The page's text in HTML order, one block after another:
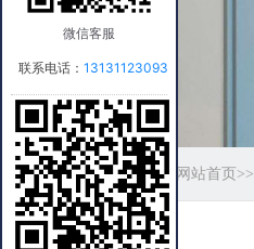
当前位置： 网站首页 >>
微信客服
联系电话：13131123093